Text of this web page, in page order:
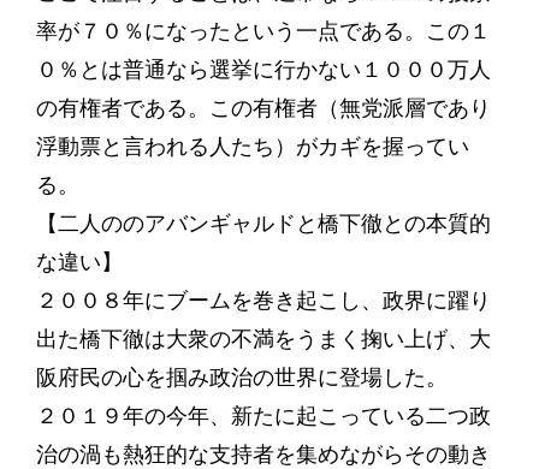
率が７０％になったという一点である。この１
０％とは普通なら選挙に行かない１０００万人
の有権者である。この有権者（無党派層であり
浮動票と言われる人たち）がカギを握ってい
る。
【二人ののアバンギャルドと橋下徹との本質的
な違い】
２００８年にブームを巻き起こし、政界に躍り
出た橋下徹は大衆の不満をうまく掬い上げ、大
阪府民の心を掴み政治の世界に登場した。
２０１９年の今年、新たに起こっている二つ政
治の渦も熱狂的な支持者を集めながらその動き